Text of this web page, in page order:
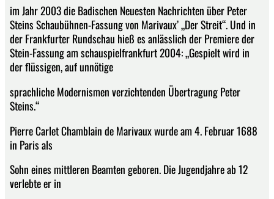
im Jahr 2003 die Badischen Neuesten Nachrichten über Peter
Steins Schaubühnen-Fassung von Marivaux’ „Der Streit“. Und in
der Frankfurter Rundschau hieß es anlässlich der Premiere der
Stein-Fassung am schauspielfrankfurt 2004: „Gespielt wird in
der flüssigen, auf unnötige
sprachliche Modernismen verzichtenden Übertragung Peter
Steins.“
Pierre Carlet Chamblain de Marivaux wurde am 4. Februar 1688
in Paris als
Sohn eines mittleren Beamten geboren. Die Jugendjahre ab 12
verlebte er in